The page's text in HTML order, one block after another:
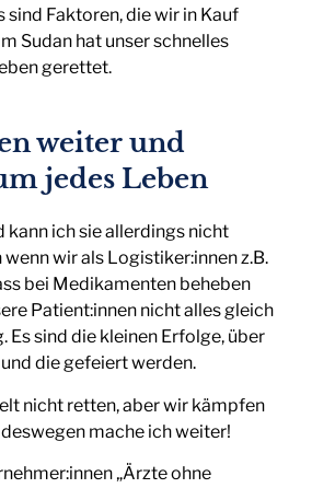
sind Faktoren, die wir in Kauf
Sudan hat unser schnelles
gerettet.
weiter und
jedes Leben
kann ich sie allerdings nicht
wir als Logistiker:innen z.B.
bei Medikamenten beheben
Patient:innen nicht alles gleich
Es sind die kleinen Erfolge, über
die gefeiert werden.
nicht retten, aber wir kämpfen
mache ich weiter!
„Ärzte ohne